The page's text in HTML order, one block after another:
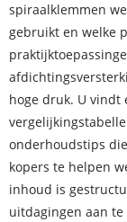
spiraalklemmen
gebruikt en welke
hoge druk. U vindt
onderhoudstips
kopers te helpen
inhoud is
uitdagingen aan